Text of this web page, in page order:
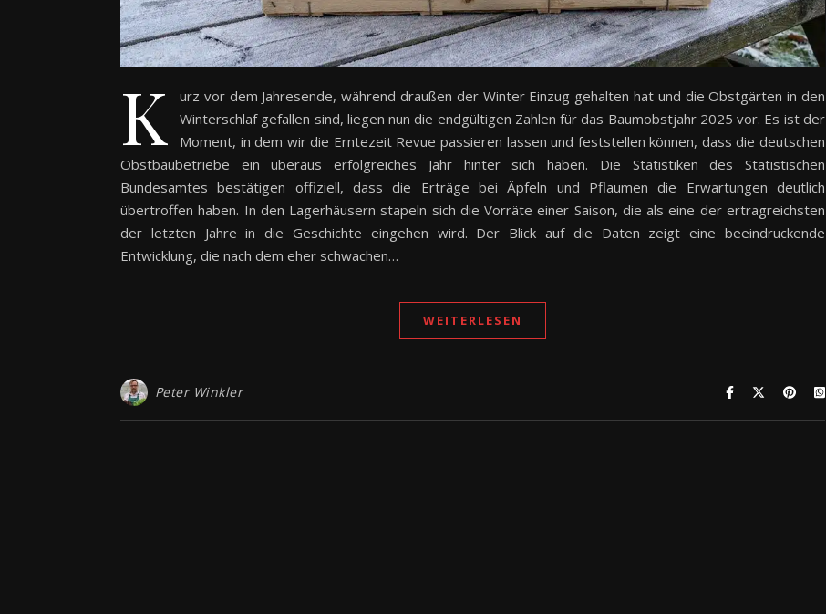
K
urz vor dem Jahresende, während draußen der Winter Einzug gehalten hat und die Obstgärten in den
Winterschlaf gefallen sind, liegen nun die endgültigen Zahlen für das Baumobstjahr 2025 vor. Es ist der
Moment, in dem wir die Erntezeit Revue passieren lassen und feststellen können, dass die deutschen
Obstbaubetriebe ein überaus erfolgreiches Jahr hinter sich haben. Die Statistiken des Statistischen
Bundesamtes bestätigen offiziell, dass die Erträge bei Äpfeln und Pflaumen die Erwartungen deutlich
übertroffen haben. In den Lagerhäusern stapeln sich die Vorräte einer Saison, die als eine der ertragreichsten
der letzten Jahre in die Geschichte eingehen wird. Der Blick auf die Daten zeigt eine beeindruckende
Entwicklung, die nach dem eher schwachen…
WEITERLESEN
Peter Winkler